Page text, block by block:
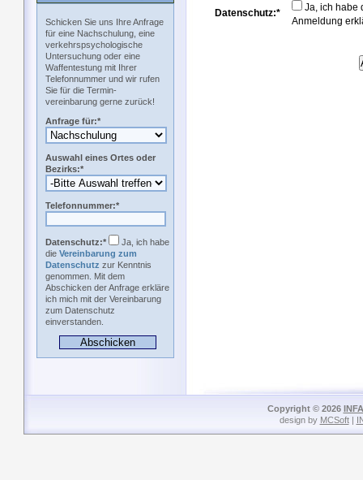
Schicken Sie uns Ihre Anfrage
für eine Nachschulung, eine
verkehrspsychologische
Untersuchung oder eine
Waffentestung mit Ihrer
Telefonnummer und wir rufen
Sie für die Termin-
vereinbarung gerne zurück!
Anfrage für:*
Auswahl eines Ortes oder
Bezirks:*
Telefonnummer:*
Datenschutz:*
Ja, ich habe
die Vereinbarung zum
Datenschutz zur Kenntnis
genommen. Mit dem
Abschicken der Anfrage erkläre
ich mich mit der Vereinbarung
zum Datenschutz
einverstanden.
Datenschutz:*
Ja, ich habe
Anmeldung
Copyright © 2026
design by MCSoft|